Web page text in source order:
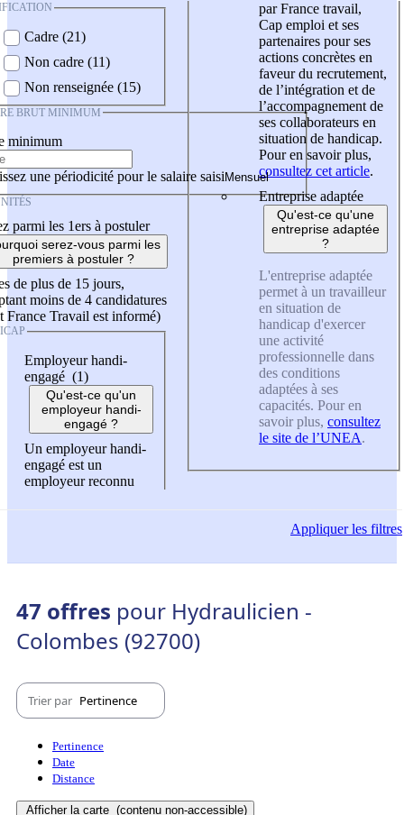
Cadre (21)
Non cadre (11)
Non renseignée (15)
BRUT MINIMUM
minimum
une périodicité pour le salaire saisi
parmi les 1ers à postuler
serez-vous parmi les
premiers à postuler ?
de plus de 15 jours,
moins de 4 candidatures
France Travail est informé)
Employeur handi-
engagé (1)
Qu'est-ce qu'un
employeur handi-
engagé ?
Un employeur handi-
engagé est un
employeur reconnu
par France travail,
Cap emploi et ses
partenaires pour ses
actions concrètes en
faveur du recrutement,
de l’intégration et de
l’accompagnement de
ses collaborateurs en
situation de handicap.
Pour en savoir plus,
consultez cet article.
Entreprise adaptée
Qu'est-ce qu'une
entreprise adaptée
?
L'entreprise adaptée
permet à un travailleur
en situation de
handicap d'exercer
une activité
professionnelle dans
des conditions
adaptées à ses
capacités. Pour en
savoir plus, consultez
le site de l’UNEA.
Appliquerles filtres
47 offres pour Hydraulicien -
Colombes (92700)
Trier par Pertinence
Pertinence
Date
Distance
Afficher la carte (contenu non-accessible)